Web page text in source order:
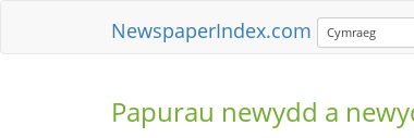
NewspaperIndex.com Cymraeg
Papurau newydd a